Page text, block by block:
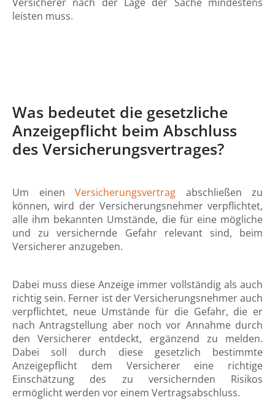
leisten muss.
Was bedeutet die gesetzliche
Anzeigepflicht beim Abschluss
des Versicherungsvertrages?
Um einen Versicherungsvertrag abschließen zu
können, wird der Versicherungsnehmer verpflichtet,
alle ihm bekannten Umstände, die für eine mögliche
und zu versichernde Gefahr relevant sind, beim
Versicherer anzugeben.
Dabei muss diese Anzeige immer vollständig als auch
richtig sein. Ferner ist der Versicherungsnehmer auch
verpflichtet, neue Umstände für die Gefahr, die er
nach Antragstellung aber noch vor Annahme durch
den Versicherer entdeckt, ergänzend zu melden.
Dabei soll durch diese gesetzlich bestimmte
Anzeigepflicht dem Versicherer eine richtige
Einschätzung des zu versichernden Risikos
ermöglicht werden vor einem Vertragsabschluss.